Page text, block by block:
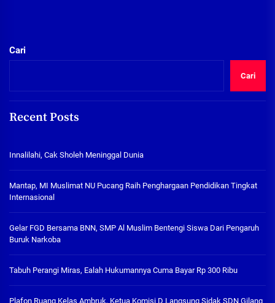
Cari
Cari
Recent Posts
Innalilahi, Cak Sholeh Meninggal Dunia
Mantap, MI Muslimat NU Pucang Raih Penghargaan Pendidikan Tingkat
Internasional
Gelar FGD Bersama BNN, SMP Al Muslim Bentengi Siswa Dari Pengaruh
Buruk Narkoba
Tabuh Perangi Miras, Ealah Hukumannya Cuma Bayar Rp 300 Ribu
Plafon Ruang Kelas Ambruk, Ketua Komisi D Langsung Sidak SDN Gilang